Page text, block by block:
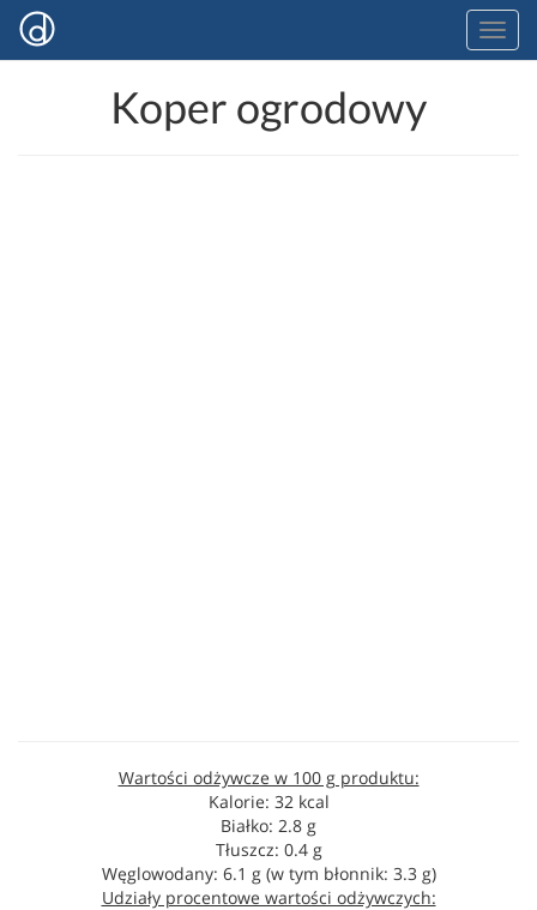
Koper ogrodowy
Wartości odżywcze w 100 g produktu:
Kalorie: 32 kcal
Białko: 2.8 g
Tłuszcz: 0.4 g
Węglowodany: 6.1 g (w tym błonnik: 3.3 g)
Udziały procentowe wartości odżywczych: